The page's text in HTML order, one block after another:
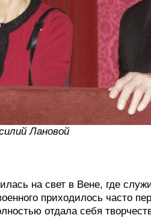
Лановой
на свет в Вене, где
приходилось часто
отдала себя